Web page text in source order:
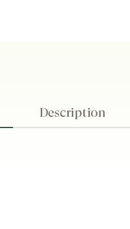
Description